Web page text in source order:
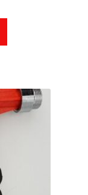
Varianten
auf.
Die